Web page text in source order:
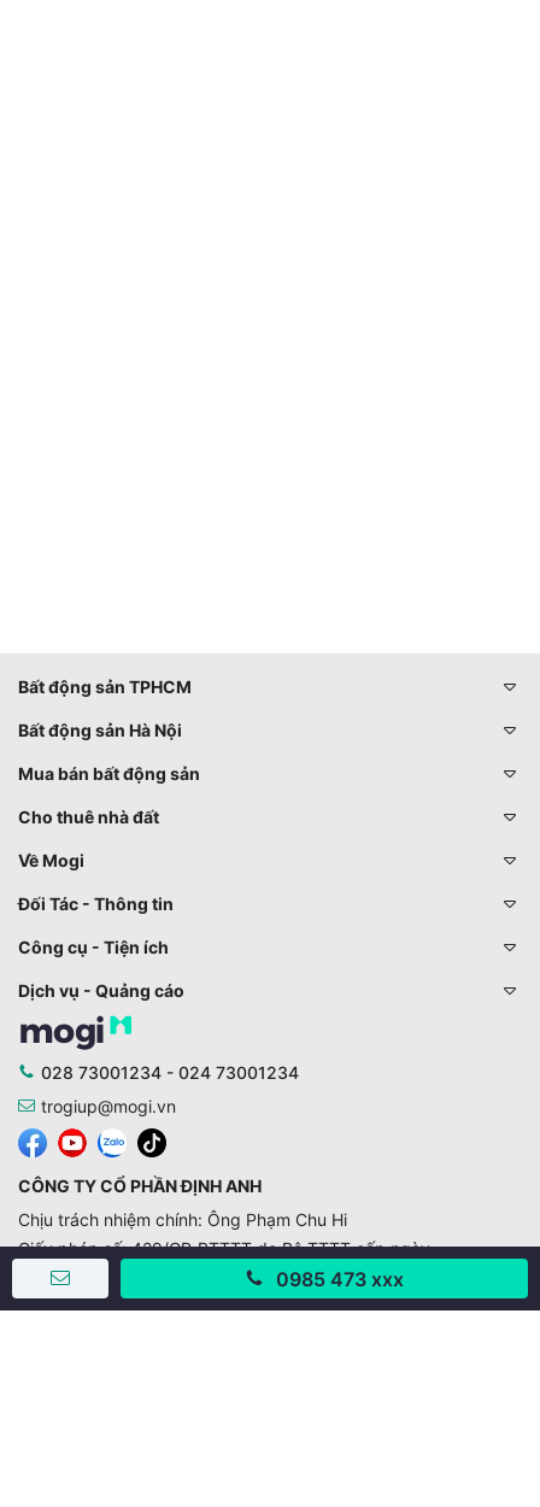
0985 473 xxx
Bất động sản TPHCM
Bất động sản Hà Nội
Mua bán bất động sản
Cho thuê nhà đất
Về Mogi
Đối Tác - Thông tin
Công cụ - Tiện ích
Dịch vụ - Quảng cáo
028 73001234 - 024 73001234
trogiup@mogi.vn
CÔNG TY CỔ PHẦN ĐỊNH ANH
Chịu trách nhiệm chính: Ông Phạm Chu Hi
Giấy phép số: 429/GP-BTTTT do Bộ TTTT cấp ngày
11/10/2019
Trụ sở chính: